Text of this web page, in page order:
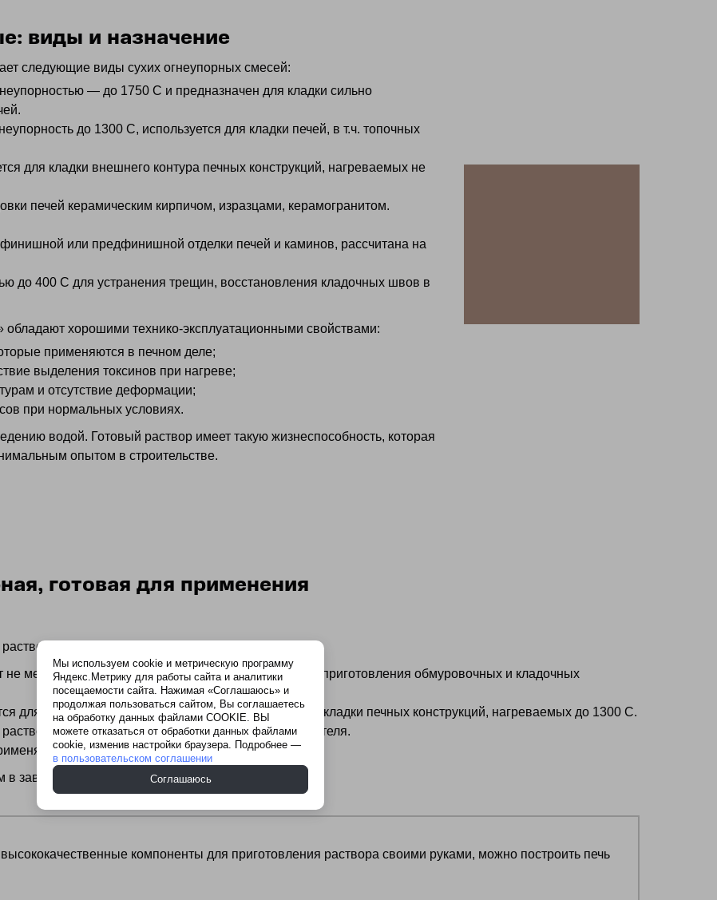
виды и назначение
следующие виды сухих огнеупорных смесей:
— до 1750 С и предназначен для кладки сильно
до 1300 С, используется для кладки печей, в т.ч. топочных
для кладки внешнего контура печных конструкций, нагреваемых не
печей керамическим кирпичом, изразцами, керамогранитом.
или предфинишной отделки печей и каминов, рассчитана на
до 400 С для устранения трещин, восстановления кладочных швов в
хорошими технико-эксплуатационными свойствами:
применяются в печном деле;
выделения токсинов при нагреве;
и отсутствие деформации;
при нормальных условиях.
водой. Готовый раствор имеет такую жизнеспособность, которая
опытом в строительстве.
готовая для применения
своими руками используя компоненты:
не менее 98% каолиновой глины и применяется для приготовления обмуровочных и кладочных
для огнестойких растворов, которые подходят для кладки печных конструкций, нагреваемых до 1300 С.
песок входит в качестве основного заполнителя.
чистая вода без примесей.
зависимости от рецептуры.
компоненты для приготовления раствора своими руками, можно построить печь
Мы используем cookie и метрическую программу
Яндекс.Метрику для работы сайта и аналитики
посещаемости сайта. Нажимая «Соглашаюсь» и
продолжая пользоваться сайтом, Вы соглашаетесь
на обработку данных файлами COOKIE. ВЫ
можете отказаться от обработки данных файлами
cookie, изменив настройки браузера. Подробнее —
в пользовательском соглашении
Соглашаюсь